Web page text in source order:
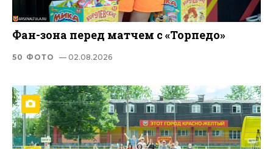
Фан-зона перед матчем с «Торпедо»
50 ФОТО — 02.08.2026